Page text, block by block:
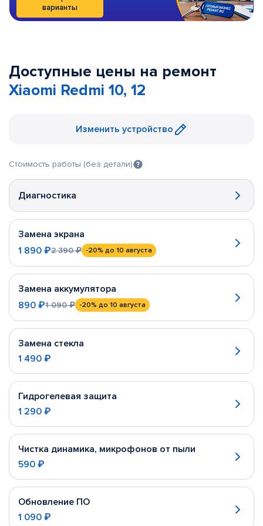
варианты
Доступные цены на ремонт
Xiaomi Redmi 10, 12
Изменить устройство
Стоимость работы (без детали)
Диагностика
Замена экрана
1 890 ₽2 390 ₽ -20% до 10 августа
Замена аккумулятора
890 ₽1 090 ₽ -20% до 10 августа
Замена стекла
1 490 ₽
Гидрогелевая защита
1 290 ₽
Чистка динамика, микрофонов от пыли
590 ₽
Обновление ПО
1 090 ₽